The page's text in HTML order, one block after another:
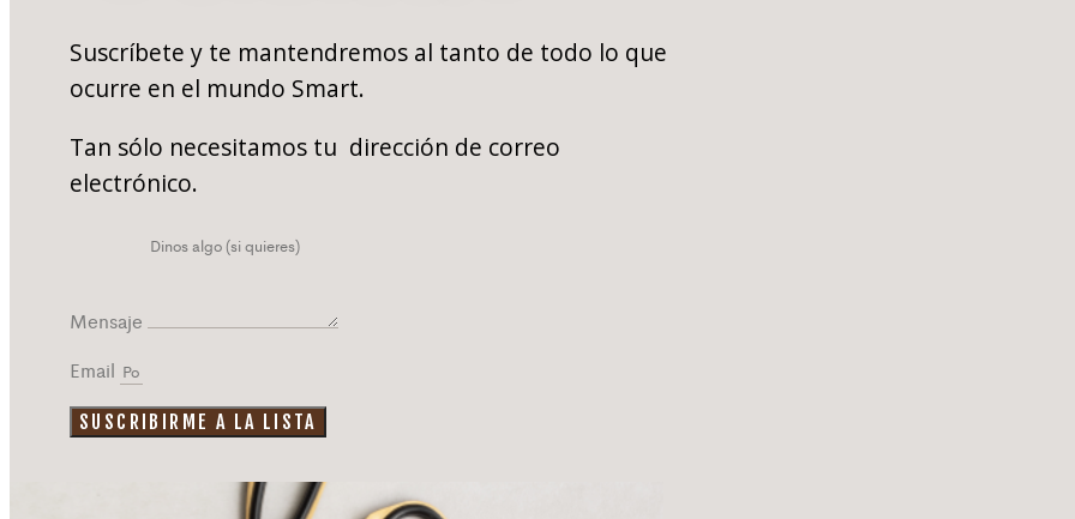
Suscríbete y te mantendremos al tanto de todo lo que
ocurre en el mundo Smart.
Tan sólo necesitamos tu dirección de correo
electrónico.
Mensaje
Email
SUSCRIBIRME A LA LISTA